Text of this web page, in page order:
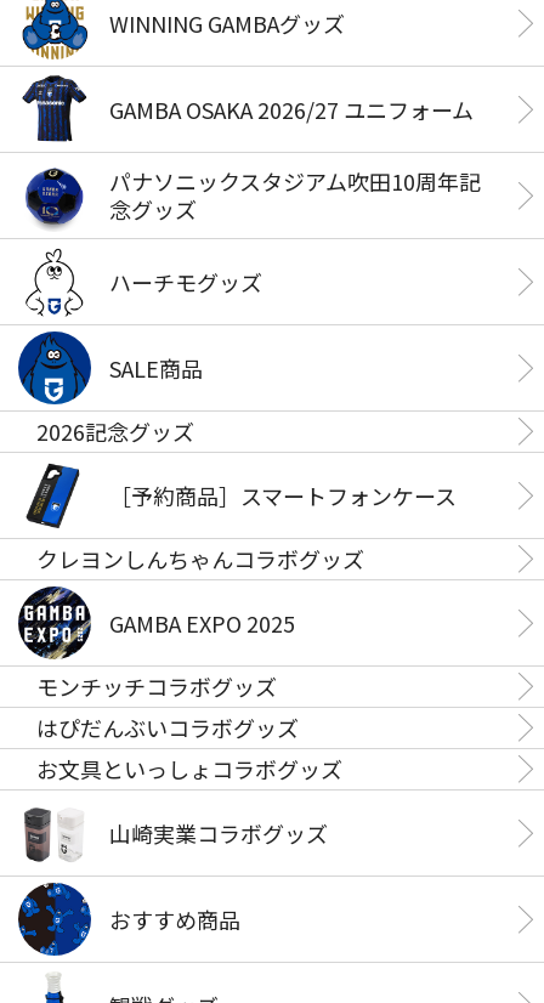
WINNING GAMBAグッズ
GAMBA OSAKA 2026/27 ユニフォーム
パナソニックスタジアム吹田10周年記
念グッズ
ハーチモグッズ
SALE商品
2026記念グッズ
［予約商品］スマートフォンケース
クレヨンしんちゃんコラボグッズ
GAMBA EXPO 2025
モンチッチコラボグッズ
はぴだんぶいコラボグッズ
お文具といっしょコラボグッズ
山崎実業コラボグッズ
おすすめ商品